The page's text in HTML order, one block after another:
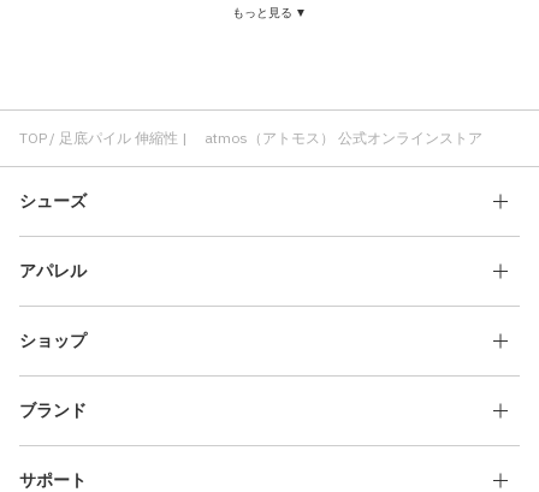
足底パイル atmos
足底パイル ロゴ
もっと見る ▼
TOP 足底パイル 伸縮性 | atmos（アトモス） 公式オンラインストア
シューズ
アパレル
ショップ
ブランド
サポート